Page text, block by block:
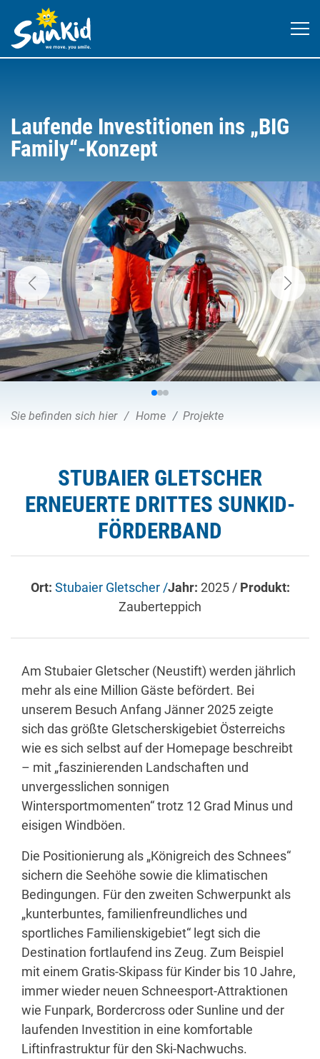
Laufende Investitionen ins „BIG
Family“-Konzept
Sie befinden sich hier Home Projekte
STUBAIER GLETSCHER
ERNEUERTE DRITTES SUNKID-
FÖRDERBAND
Ort: Stubaier Gletscher /Jahr: 2025 / Produkt:
Zauberteppich
Am Stubaier Gletscher (Neustift) werden jährlich
mehr als eine Million Gäste befördert. Bei
unserem Besuch Anfang Jänner 2025 zeigte
sich das größte Gletscherskigebiet Österreichs
wie es sich selbst auf der Homepage beschreibt
– mit „faszinierenden Landschaften und
unvergesslichen sonnigen
Wintersportmomenten“ trotz 12 Grad Minus und
eisigen Windböen.
Die Positionierung als „Königreich des Schnees“
sichern die Seehöhe sowie die klimatischen
Bedingungen. Für den zweiten Schwerpunkt als
„kunterbuntes, familienfreundliches und
sportliches Familienskigebiet“ legt sich die
Destination fortlaufend ins Zeug. Zum Beispiel
mit einem Gratis-Skipass für Kinder bis 10 Jahre,
immer wieder neuen Schneesport-Attraktionen
wie Funpark, Bordercross oder Sunline und der
laufenden Investition in eine komfortable
Liftinfrastruktur für den Ski-Nachwuchs.